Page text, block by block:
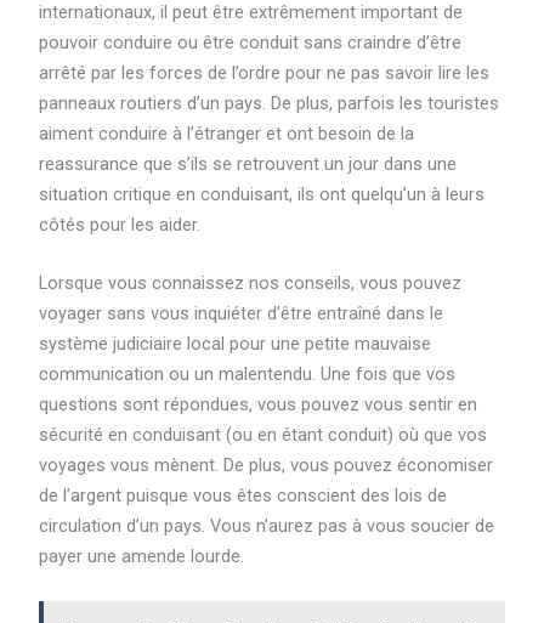
internationaux, il peut être extrêmement important de
pouvoir conduire ou être conduit sans craindre d’être
arrêté par les forces de l’ordre pour ne pas savoir lire les
panneaux routiers d’un pays. De plus, parfois les touristes
aiment conduire à l’étranger et ont besoin de la
reassurance que s’ils se retrouvent un jour dans une
situation critique en conduisant, ils ont quelqu’un à leurs
côtés pour les aider.
Lorsque vous connaissez nos conseils, vous pouvez
voyager sans vous inquiéter d’être entraîné dans le
système judiciaire local pour une petite mauvaise
communication ou un malentendu. Une fois que vos
questions sont répondues, vous pouvez vous sentir en
sécurité en conduisant (ou en étant conduit) où que vos
voyages vous mènent. De plus, vous pouvez économiser
de l’argent puisque vous êtes conscient des lois de
circulation d’un pays. Vous n’aurez pas à vous soucier de
payer une amende lourde.